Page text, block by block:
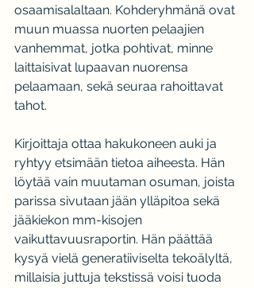
osaamisalaltaan. Kohderyhmänä ovat
muun muassa nuorten pelaajien
vanhemmat, jotka pohtivat, minne
laittaisivat lupaavan nuorensa
pelaamaan, sekä seuraa rahoittavat
tahot.
Kirjoittaja ottaa hakukoneen auki ja
ryhtyy etsimään tietoa aiheesta. Hän
löytää vain muutaman osuman, joista
parissa sivutaan jään ylläpitoa sekä
jääkiekon mm-kisojen
vaikuttavuusraportin. Hän päättää
kysyä vielä generatiiviselta tekoälyltä,
millaisia juttuja tekstissä voisi tuoda